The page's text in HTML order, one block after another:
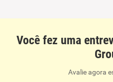
Você fez uma
Avalie agora